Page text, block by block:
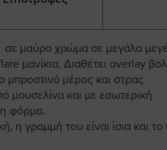
μαύρο χρώμα σε μεγάλα
μανίκια. Διαθέτει overlay
μπροστινό μέρος και στρας
και με εσωτερική
φόρμα.
η γραμμή του είναι ίσια και